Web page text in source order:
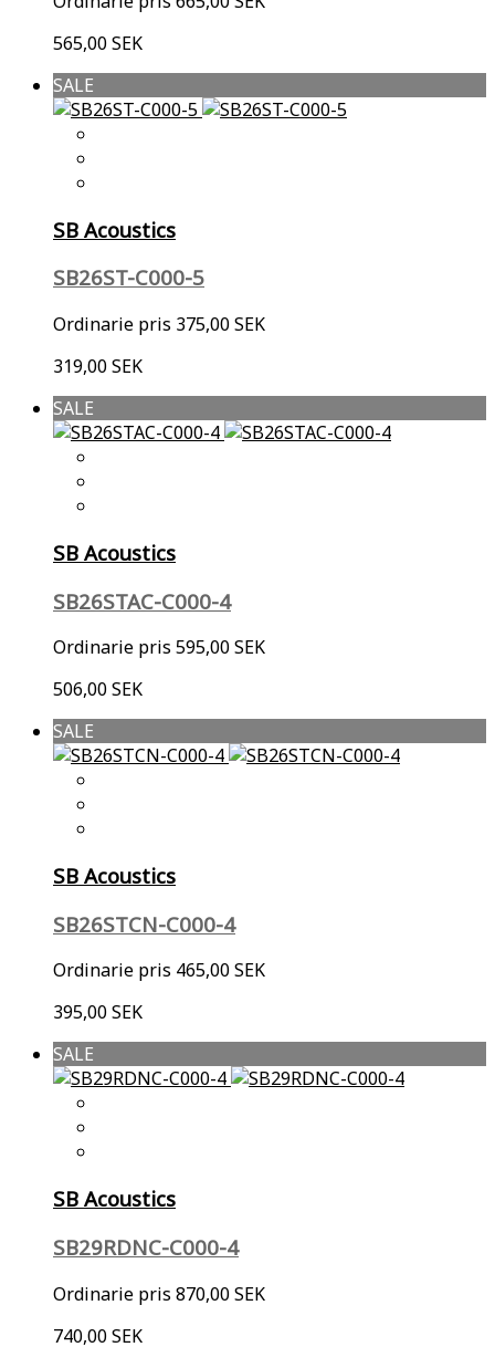
565,00 SEK
SALE
SB Acoustics
SB26ST-C000-5
Ordinarie pris 375,00 SEK
319,00 SEK
SALE
SB Acoustics
SB26STAC-C000-4
Ordinarie pris 595,00 SEK
506,00 SEK
SALE
SB Acoustics
SB26STCN-C000-4
Ordinarie pris 465,00 SEK
395,00 SEK
SALE
SB Acoustics
SB29RDNC-C000-4
Ordinarie pris 870,00 SEK
740,00 SEK